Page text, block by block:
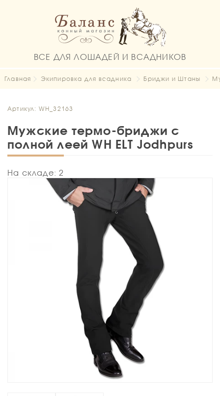
ВСЕ ДЛЯ ЛОШАДЕЙ И ВСАДНИКОВ
Главная Экипировка для всадника Бриджи и Штаны
Артикул: WH_32163
Мужские термо-бриджи с
полной леей WH ELT Jodhpurs
На складе: 2